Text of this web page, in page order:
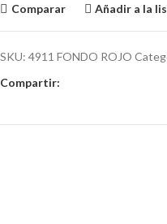
Comparar Añadir a la
SKU: 4911 FONDO ROJO
Compartir: